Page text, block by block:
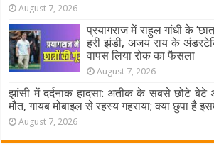
August 7, 2026
प्रयागराज में राहुल गांधी के
हरी झंडी, अजय राय के
वापस लिया रोक का फैसला
August 7, 2026
झांसी में दर्दनाक हादसा: अतीक के सबसे छोटे बेटे
मौत, गायब मोबाइल से रहस्य गहराया; क्या छुपा है
August 7, 2026